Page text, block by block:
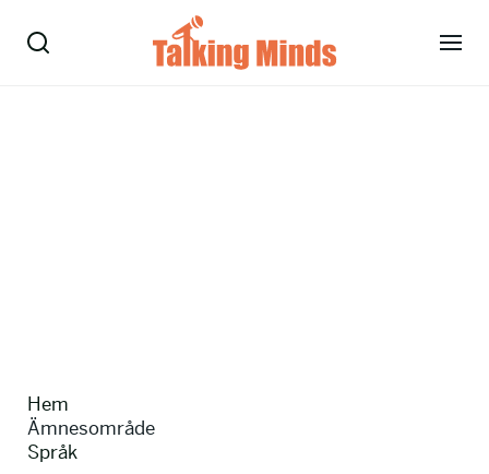
Kontakt
Hem
Ämnesområde
Språk